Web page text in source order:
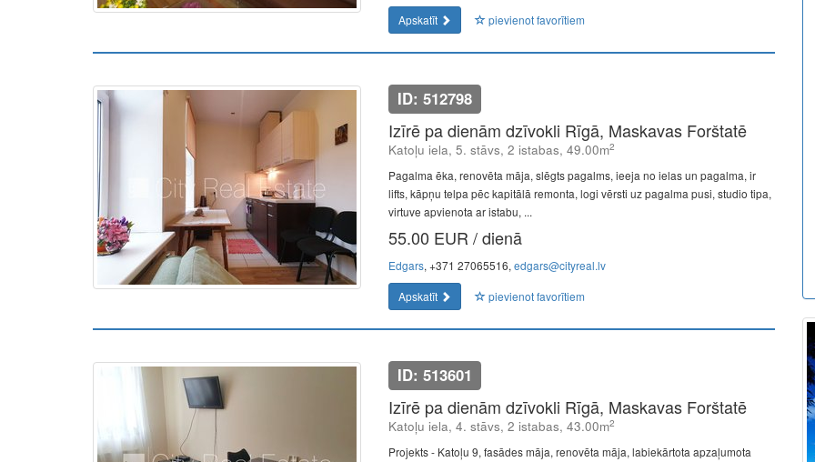
Apskatīt
pievienot favorītiem
ID: 512798
Izīrē pa dienām dzīvokli Rīgā, Maskavas Forštatē
Katoļu iela, 5. stāvs, 2 istabas, 49.00m2
Pagalma ēka, renovēta māja, slēgts pagalms, ieeja no ielas un pagalma, ir
lifts, kāpņu telpa pēc kapitālā remonta, logi vērsti uz pagalma pusi, studio tipa,
virtuve apvienota ar istabu, ...
55.00 EUR / dienā
Edgars, +371 27065516, edgars@cityreal.lv
Apskatīt
pievienot favorītiem
ID: 513601
Izīrē pa dienām dzīvokli Rīgā, Maskavas Forštatē
Katoļu iela, 4. stāvs, 2 istabas, 43.00m2
Projekts - Katoļu 9, fasādes māja, renovēta māja, labiekārtota apzaļumota